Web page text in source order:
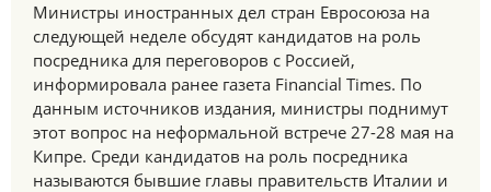
Министры иностранных дел стран Евросоюза на
следующей неделе обсудят кандидатов на роль
посредника для переговоров с Россией,
информировала ранее газета Financial Times. По
данным источников издания, министры поднимут
этот вопрос на неформальной встрече 27-28 мая на
Кипре. Среди кандидатов на роль посредника
называются бывшие главы правительств Италии и